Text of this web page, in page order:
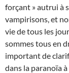
forçant » autrui à
vampirisons, et
vie de tous les
sommes tous en
important de
dans la paranoïa à